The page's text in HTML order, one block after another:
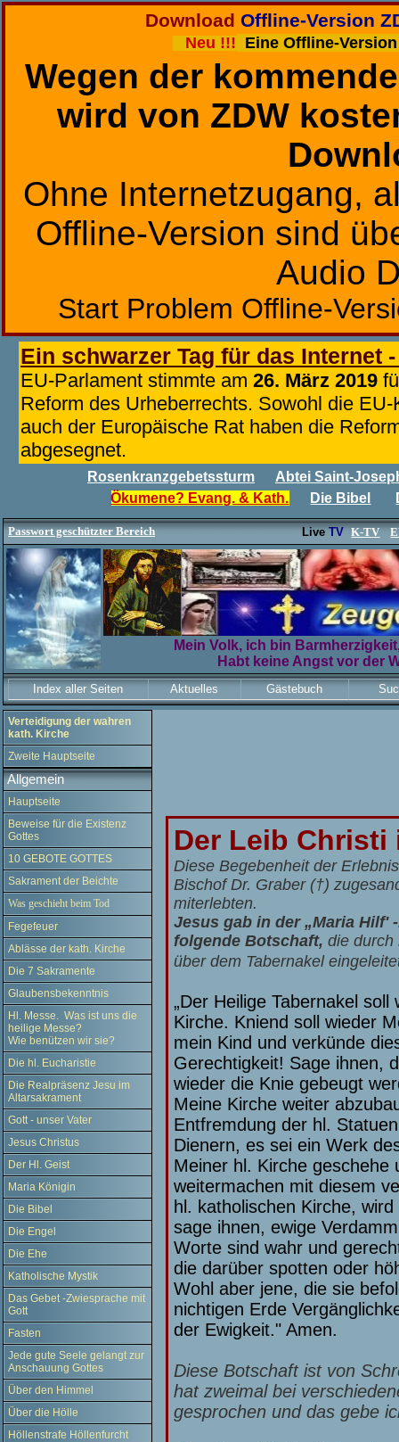
DownloadOffline-Version
Neu !!! Eine Offline-
Wegen der
wird von ZDW
Ohne Internetzugang,
Offline-Version sind
Audio
Start Problem Offline-
Ein schwarzer Tag für das Internet
EU-Parlament stimmte am 26. März 2019
Reform des Urheberrechts. Sowohl die
auch der Europäische Rat haben die
abgesegnet.
Rosenkranzgebetssturm
Abtei Saint-
Ökumene? Evang. & Kath.
Die Bibel
Passwort geschützter Bereich LiveTV K-TV
Mein Volk, ich bin
Habt keine Angst vor der
Index aller Seiten Aktuelles Gästebuch
Verteidigung der wahren
kath. Kirche
Zweite Hauptseite
Allgemein
Hauptseite
Beweise für die Existenz
Gottes
10 GEBOTE GOTTES
Sakrament der Beichte
Was geschieht beim Tod
Fegefeuer
Ablässe der kath. Kirche
Die 7 Sakramente
Glaubensbekenntnis
Hl. Messe. Was ist uns die
heilige Messe?
Wie benützen wir sie?
Die hl. Eucharistie
Die Realpräsenz Jesu im
Altarsakrament
Gott - unser Vater
Jesus Christus
Der Hl. Geist
Maria Königin
Die Bibel
Die Engel
Die Ehe
Katholische Mystik
Das Gebet -Zwiesprache mit
Gott
Fasten
Jede gute Seele gelangt zur
Anschauung Gottes
Über den Himmel
Über die Hölle
Höllenstrafe Höllenfurcht
Der Leib
Diese Begebenheit der
Bischof Dr. Graber (†)
miterlebten.
Jesus gab in der „Maria Hilf'
folgende Botschaft, die durch
über dem Tabernakel
„Der Heilige Tabernakel
Kirche. Kniend soll wieder
mein Kind und verkünde
Gerechtigkeit! Sage ihnen,
wieder die Knie gebeugt
Meine Kirche weiter
Entfremdung der hl.
Dienern, es sei ein Werk
Meiner hl. Kirche geschehe
weitermachen mit diesem
hl. katholischen Kirche,
sage ihnen, ewige
Worte sind wahr und
die darüber spotten oder
Wohl aber jene, die sie
nichtigen Erde
der Ewigkeit." Amen.
Diese Botschaft ist von
hat zweimal bei
gesprochen und das gebe